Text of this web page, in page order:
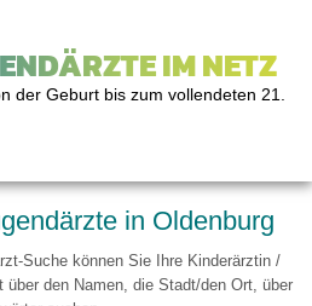
IM NETZ
der Geburt bis zum vollendeten 21.
in Oldenburg
Suche können Sie Ihre Kinderärztin /
über den Namen, die Stadt/den Ort, über